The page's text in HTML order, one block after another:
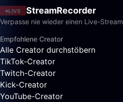
LIVE StreamRecorder
Verpasse nie wieder einen Live-Stream
Empfohlene Creator
Alle Creator durchstöbern
TikTok-Creator
Twitch-Creator
Kick-Creator
YouTube-Creator